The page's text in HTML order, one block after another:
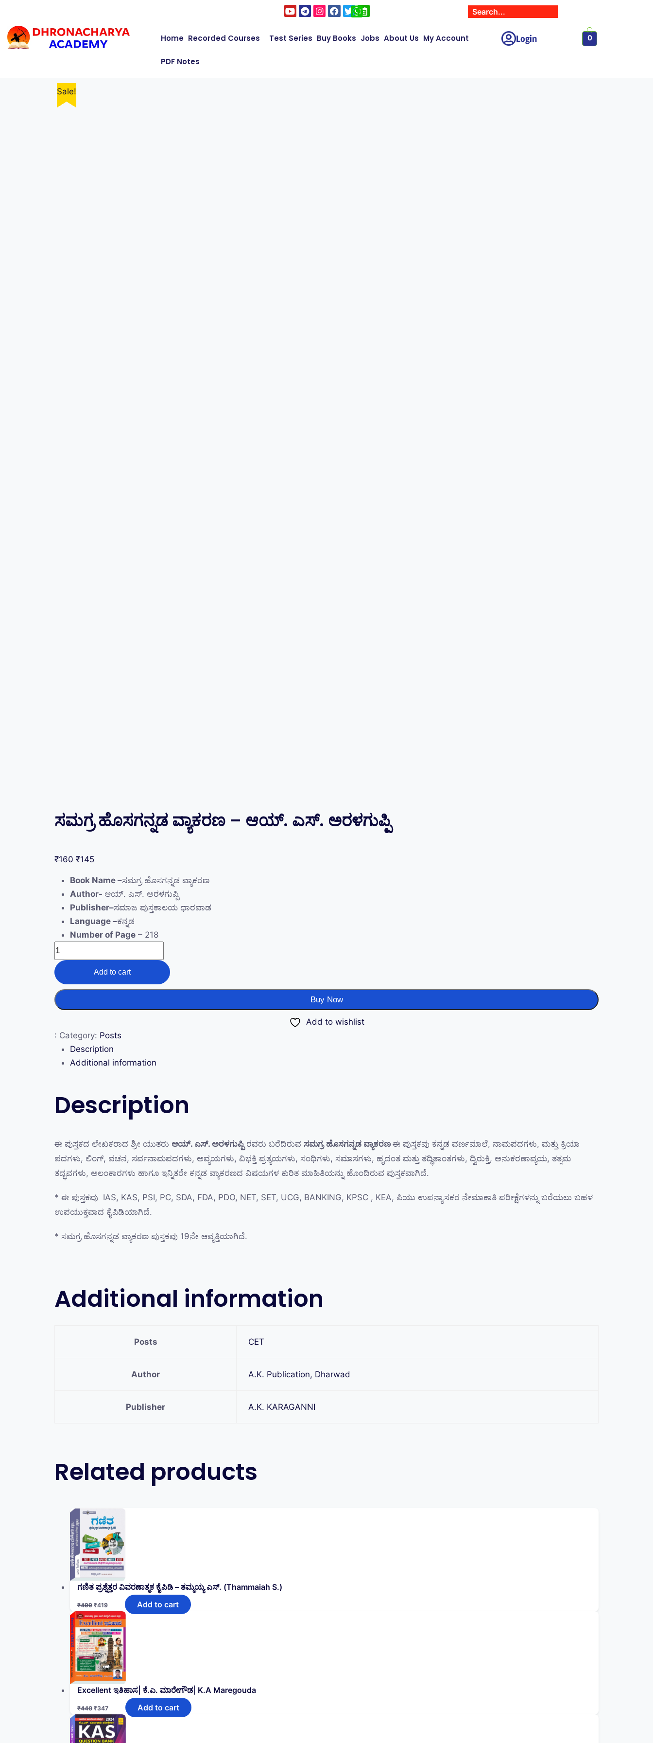
Home Recorded Courses Test Series Buy Books Jobs About Us My Account
PDF Notes
Login 0
Sale!
ಸಮಗ್ರ ಹೊಸಗನ್ನಡ ವ್ಯಾಕರಣ – ಆಯ್. ಎಸ್.‌ ಅರಳಗುಪ್ಪಿ
₹160 ₹145
Book Name –ಸಮಗ್ರ ಹೊಸಗನ್ನಡ ವ್ಯಾಕರಣ
Author- ಆಯ್. ಎಸ್.‌ ಅರಳಗುಪ್ಪಿ
Publisher–ಸಮಾಜ ಪುಸ್ತಕಾಲಯ ಧಾರವಾಡ
Language –ಕನ್ನಡ
Number of Page – 218
Add to cart
Buy Now
Add to wishlist
: Category: Posts
Description
Additional information
Description
ಈ ಪುಸ್ತಕದ ಲೇಖಕರಾದ ಶ್ರೀ ಯುತರು ಆಯ್. ಎಸ್.‌ ಅರಳಗುಪ್ಪಿರವರು ಬರೆದಿರುವ ಸಮಗ್ರ ಹೊಸಗನ್ನಡ ವ್ಯಾಕರಣಈ ಪುಸ್ತಕವು ಕನ್ನಡ ವರ್ಣಮಾಲೆ, ನಾಮಪದಗಳು, ಮತ್ತು ಕ್ರಿಯಾ
ಪದಗಳು, ಲಿಂಗ್, ವಚನ, ಸರ್ವನಾಮಪದಗಳು, ಅವ್ಯಯಗಳು, ವಿಭಕ್ತಿ ಪ್ರತ್ಯಯಗಳು, ಸಂಧಿಗಳು, ಸಮಾಸಗಳು, ಹೃದಂತ ಮತ್ತು ತದ್ಧಿತಾಂತಗಳು, ದ್ವಿರುಕ್ತಿ, ಅನುಕರಣಾವ್ಯಯ, ತತ್ಸಮ
ತದ್ಭವಗಳು, ಅಲಂಕಾರಗಳು ಹಾಗೂ ಇನ್ನಿತರೇ ಕನ್ನಡ ವ್ಯಾಕರಣದ ವಿಷಯಗಳ ಕುರಿತ ಮಾಹಿತಿಯನ್ನು ಹೊಂದಿರುವ ಪುಸ್ತಕವಾಗಿದೆ.
* ಈ ಪುಸ್ತಕವು IAS, KAS, PSI, PC, SDA, FDA, PDO, NET, SET, UCG, BANKING, KPSC , KEA, ಪಿಯು ಉಪನ್ಯಾಸಕರ ನೇಮಾಕಾತಿ ಪರೀಕ್ಷೆಗಳನ್ನು ಬರೆಯಲು ಬಹಳ
ಉಪಯುಕ್ತವಾದ ಕೈಪಿಡಿಯಾಗಿದೆ.
* ಸಮಗ್ರ ಹೊಸಗನ್ನಡ ವ್ಯಾಕರಣ ಪುಸ್ತಕವು 19ನೇ ಆವೃತ್ತಿಯಾಗಿದೆ.
Additional information
Posts CET
Author A.K. Publication, Dharwad
Publisher A.K. KARAGANNI
Related products
Sale!
ಗಣಿತ ಪ್ರಶ್ನೆತ್ತರ ವಿವರಣಾತ್ಮಕ ಕೈಪಿಡಿ – ತಮ್ಮಯ್ಯ ಎಸ್‌. (Thammaiah S.)
₹499 ₹419 Add to cart
Sale!
Excellent ಇತಿಹಾಸ| ಕೆ.ಎ. ಮಾರೇಗೌಡ| K.A Maregouda
₹440 ₹347 Add to cart
Sale!
Sale!